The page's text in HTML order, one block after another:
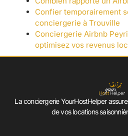
Confier temporairement
conciergerie à Trouville
Conciergerie Airbnb
optimisez vos revenus
La conciergerie YourHostHelper
de vos locations